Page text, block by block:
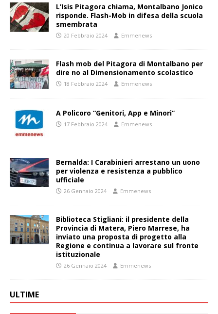
L’Isis Pitagora chiama, Montalbano Jonico
risponde. Flash-Mob in difesa della scuola
smembrata
20 Febbraio 2024 Emmenews
Flash mob del Pitagora di Montalbano per
dire no al Dimensionamento scolastico
18 Febbraio 2024 Emmenews
A Policoro “Genitori, App e Minori”
17 Febbraio 2024 Emmenews
Bernalda: I Carabinieri arrestano un uono
per violenza e resistenza a pubblico
ufficiale
26 Gennaio 2024 Emmenews
Biblioteca Stigliani: il presidente della
Provincia di Matera, Piero Marrese, ha
inviato una proposta di progetto alla
Regione e continua a lavorare sul fronte
istituzionale
26 Gennaio 2024 Emmenews
ULTIME